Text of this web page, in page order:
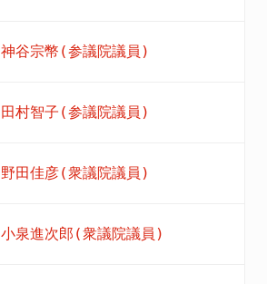
神谷宗幣(参議院議員)
田村智子(参議院議員)
野田佳彦(衆議院議員)
小泉進次郎(衆議院議員)